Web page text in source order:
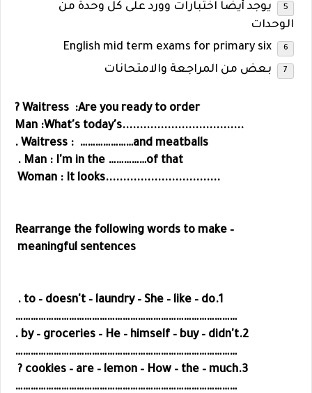
يوجد أيضا اختبارات وورد على كل وحدة من
الوحدات
English mid term exams for primary six
بعض من المراجعة والامتحانات
Waitress :Are you ready to order ?
...................................Man :What's today's
Waitress : …………………and meatballs .
Man : I'm in the ……………of that .
.................................Woman : It looks
– Rearrange the following words to make
meaningful sentences
1.to – doesn't – laundry – She – like – do .
……………………………………………………………………………
2.by – groceries – He – himself – buy – didn't .
……………………………………………………………………………
3.cookies – are – lemon – How – the – much ?
……………………………………………………………………………